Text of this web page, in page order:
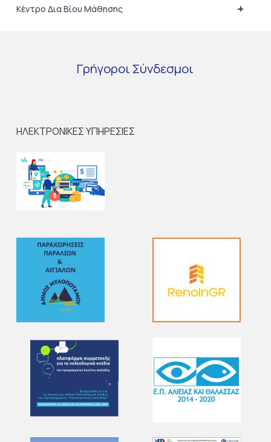
+
Κέντρο Δια Βίου Μάθησης
Γρήγοροι Σύνδεσμοι
ΗΛΕΚΤΡΟΝΙΚΕΣ ΥΠΗΡΕΣΙΕΣ